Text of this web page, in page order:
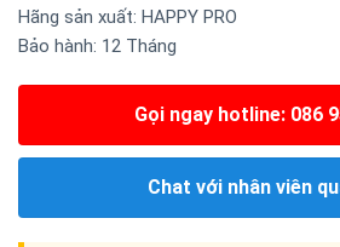
Hãng sản xuất: HAPPY PRO
Bảo hành: 12 Tháng
Gọi ngay hotline: 086
Chat với nhân viên